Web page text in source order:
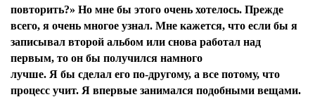
повторить?» Но мне бы этого очень хотелось. Прежде
всего, я очень многое узнал. Мне кажется, что если бы я
записывал второй альбом или снова работал над
первым, то он бы получился намного
лучше. Я бы сделал его по-другому, а все потому, что
процесс учит. Я впервые занимался подобными вещами.